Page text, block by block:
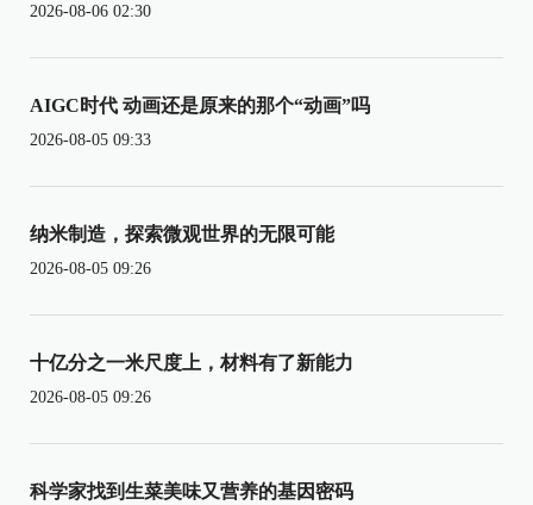
2026-08-06 02:30
AIGC时代 动画还是原来的那个“动画”吗
2026-08-05 09:33
纳米制造，探索微观世界的无限可能
2026-08-05 09:26
十亿分之一米尺度上，材料有了新能力
2026-08-05 09:26
科学家找到生菜美味又营养的基因密码